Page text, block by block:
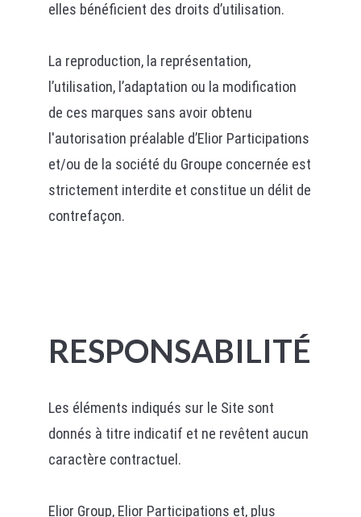
elles bénéficient des droits d’utilisation.
La reproduction, la représentation,
l’utilisation, l’adaptation ou la modification
de ces marques sans avoir obtenu
l'autorisation préalable d’Elior Participations
et/ou de la société du Groupe concernée est
strictement interdite et constitue un délit de
contrefaçon.
RESPONSABILITÉ
Les éléments indiqués sur le Site sont
donnés à titre indicatif et ne revêtent aucun
caractère contractuel.
Elior Group, Elior Participations et, plus